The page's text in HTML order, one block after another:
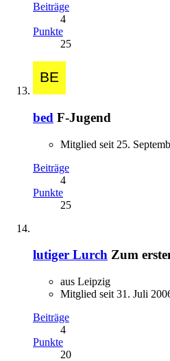
Beiträge
4
Punkte
25
bed F-Jugend
Mitglied seit 25.
Beiträge
4
Punkte
25
lutiger Lurch Zum
aus Leipzig
Mitglied seit 31. Juli
Beiträge
4
Punkte
20